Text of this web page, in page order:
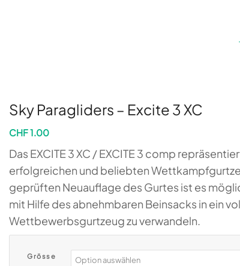
Sky Paragliders – Excite 3 XC
CHF1.00
Das EXCITE 3 XC / EXCITE 3 comp
erfolgreichen und beliebten
geprüften Neuauflage des Gurtes ist es
mit Hilfe des abnehmbaren Beinsacks in ein
Wettbewerbsgurtzeug zu verwandeln.
Grösse